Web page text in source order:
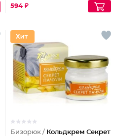
594 ₽
Бизорюк / Кольдкрем Секрет